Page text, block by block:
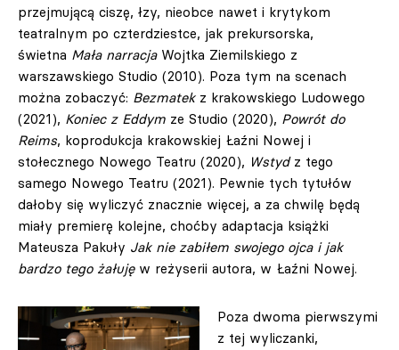
przejmującą ciszę, łzy, nieobce nawet i krytykom
teatralnym po czterdziestce, jak prekursorska,
świetna Mała narracjaWojtka Ziemilskiego z
warszawskiego Studio (2010). Poza tym na scenach
można zobaczyć: Bezmatekz krakowskiego Ludowego
(2021), Koniec z Eddym ze Studio (2020), Powrót do
Reims, koprodukcja krakowskiej Łaźni Nowej i
stołecznego Nowego Teatru (2020), Wstydz tego
samego Nowego Teatru (2021). Pewnie tych tytułów
dałoby się wyliczyć znacznie więcej, a za chwilę będą
miały premierę kolejne, choćby adaptacja książki
Mateusza Pakuły Jak nie zabiłem swojego ojca i jak
bardzo tego żałujęw reżyserii autora, w Łaźni Nowej.
Poza dwoma pierwszymi
z tej wyliczanki,